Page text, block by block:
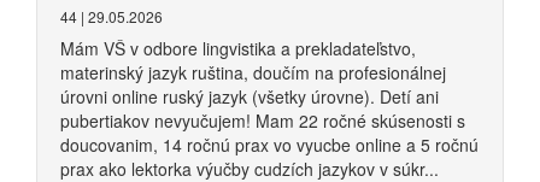
44 | 29.05.2026
Mám VŠ v odbore lingvistika a prekladateľstvo,
materinský jazyk ruština, doučím na profesionálnej
úrovni online ruský jazyk (všetky úrovne). Detí ani
pubertiakov nevyučujem! Mam 22 ročné skúsenosti s
doucovanim, 14 ročnú prax vo vyucbe online a 5 ročnú
prax ako lektorka výučby cudzích jazykov v súkr...